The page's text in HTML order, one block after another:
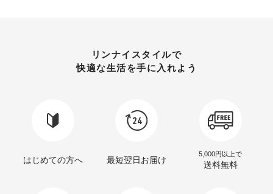
リンナイスタイルで
快適な生活を手に入れよう
はじめての方へ 最短翌日お届け
5,000円以上で
送料無料